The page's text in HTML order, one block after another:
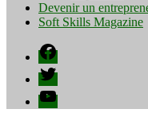
Devenir un
Soft Skills Magazine
Facebook
Twitter
YouTube